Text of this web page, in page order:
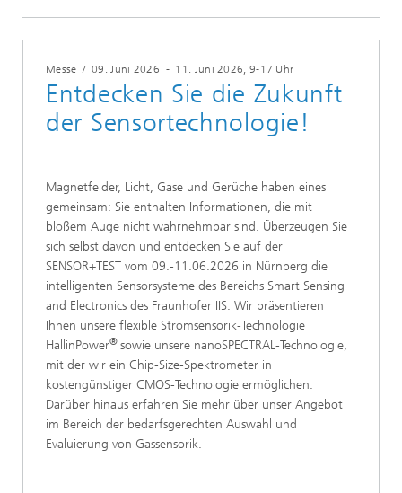
Messe / 09. Juni 2026 - 11. Juni 2026, 9-17 Uhr
Entdecken Sie die Zukunft
der Sensortechnologie!
Magnetfelder, Licht, Gase und Gerüche haben eines
gemeinsam: Sie enthalten Informationen, die mit
bloßem Auge nicht wahrnehmbar sind. Überzeugen Sie
sich selbst davon und entdecken Sie auf der
SENSOR+TEST vom 09.-11.06.2026 in Nürnberg die
intelligenten Sensorsysteme des Bereichs Smart Sensing
and Electronics des Fraunhofer IIS. Wir präsentieren
Ihnen unsere flexible Stromsensorik-Technologie
HallinPower® sowie unsere nanoSPECTRAL-Technologie,
mit der wir ein Chip-Size-Spektrometer in
kostengünstiger CMOS-Technologie ermöglichen.
Darüber hinaus erfahren Sie mehr über unser Angebot
im Bereich der bedarfsgerechten Auswahl und
Evaluierung von Gassensorik.